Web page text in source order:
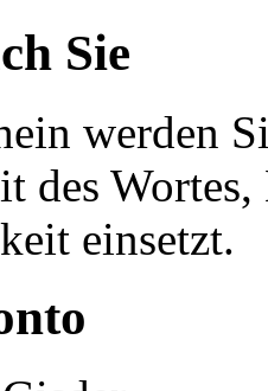
Sie
werden
des
einsetzt.